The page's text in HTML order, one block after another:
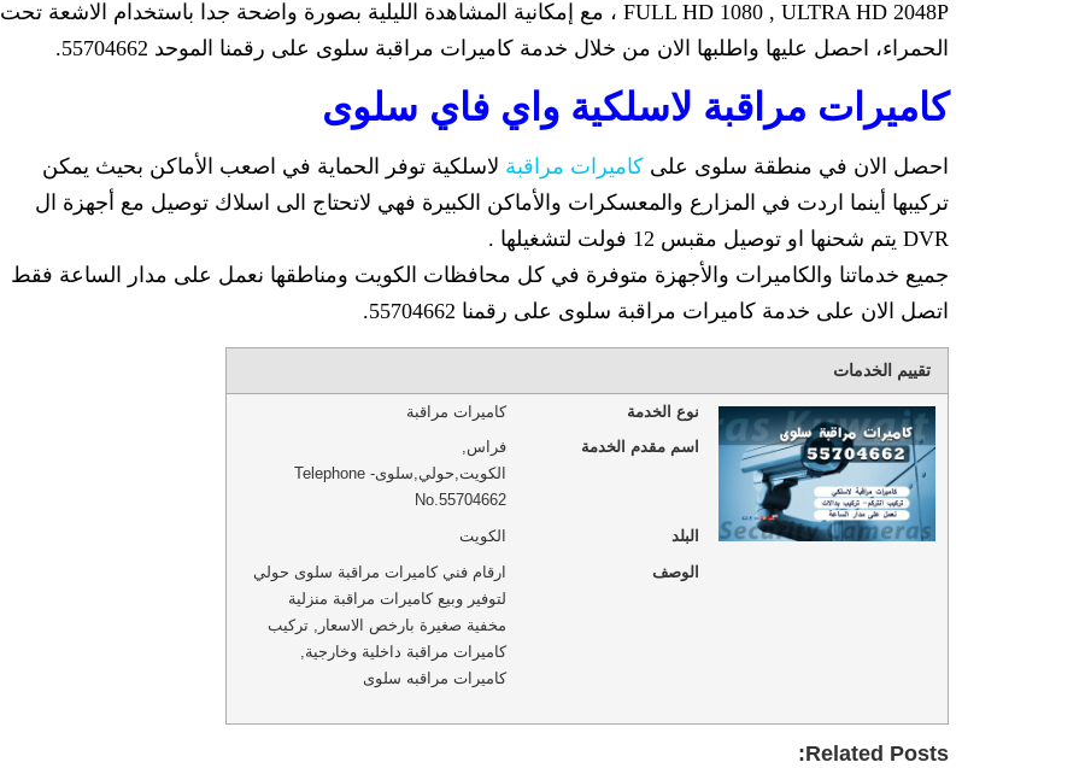
FULL HD 1080 , ULTRA HD 2048P ، مع إمكانية المشاهدة الليلية بصورة واضحة جدا باستخدام الاشعة تحت
الحمراء، احصل عليها واطلبها الان من خلال خدمة كاميرات مراقبة سلوى على رقمنا الموحد 55704662.
كاميرات مراقبة لاسلكية واي فاي سلوى
احصل الان في منطقة سلوى على كاميرات مراقبة لاسلكية توفر الحماية في اصعب الأماكن بحيث يمكن
تركيبها أينما اردت في المزارع والمعسكرات والأماكن الكبيرة فهي لاتحتاج الى اسلاك توصيل مع أجهزة ال
DVR يتم شحنها او توصيل مقبس 12 فولت لتشغيلها .
جميع خدماتنا والكاميرات والأجهزة متوفرة في كل محافظات الكويت ومناطقها نعمل على مدار الساعة فقط
اتصل الان على خدمة كاميرات مراقبة سلوى على رقمنا 55704662.
تقييم الخدمات
نوع الخدمة
كاميرات مراقبة
اسم مقدم الخدمة
فراس,
الكويت,حولي,سلوى-
Telephone
No.55704662
البلد
الكويت
الوصف
ارقام فني كاميرات مراقبة سلوى حولي
لتوفير وبيع كاميرات مراقبة منزلية
مخفية صغيرة بارخص الاسعار, تركيب
كاميرات مراقبة داخلية وخارجية,
كاميرات مراقبه سلوى
Related Posts: